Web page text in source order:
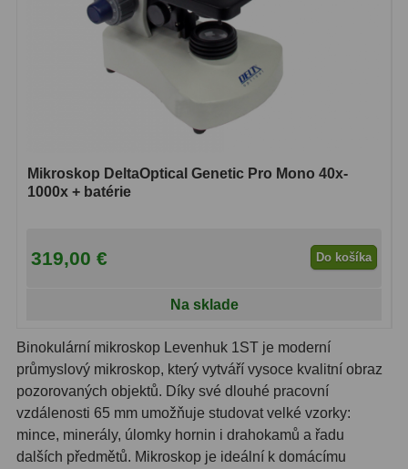
Mikroskop DeltaOptical Genetic Pro Mono 40x-
1000x + batérie
319,00 € Do košíka
Na sklade
Binokulární mikroskop Levenhuk 1ST je moderní
průmyslový mikroskop, který vytváří vysoce kvalitní obraz
pozorovaných objektů. Díky své dlouhé pracovní
vzdálenosti 65 mm umožňuje studovat velké vzorky:
mince, minerály, úlomky hornin i drahokamů a řadu
dalších předmětů. Mikroskop je ideální k domácímu